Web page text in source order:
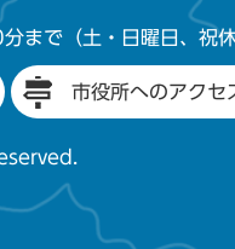
まで（土・日曜日、祝
市役所へのアクセ